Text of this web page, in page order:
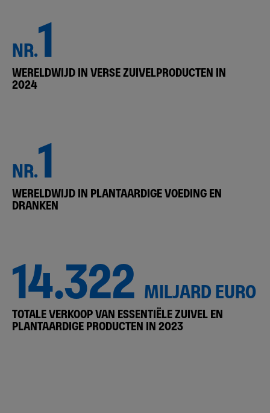
NR.1
WERELDWIJD IN VERSE ZUIVELPRODUCTEN IN
2024
NR.1
WERELDWIJD IN PLANTAARDIGE VOEDING EN
DRANKEN
14.322 MILJARD EURO
TOTALE VERKOOP VAN ESSENTIËLE ZUIVEL EN
PLANTAARDIGE PRODUCTEN IN 2023